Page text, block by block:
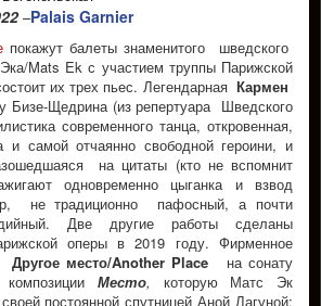
–Palais Garnier
покажут балеты знаменитого шведского
Mats Ek с участием труппы Парижской
их трех пьес. Легендарная Кармен
Бизе-Щедрина (из репертуара Шведского
современного танца, откровенная,
самой отчаянно свободной героини, и
на цитаты (кто не вспомнит
одновременно цыганка и взвод
не традиционно пафосный, а почти
Две другие работы сделаны
оперы в 2019 году. Фирменное
Другое место/Another Placeна сонату
Место, которую Матс Эк
постоянной спутницей Аной Лагуной: